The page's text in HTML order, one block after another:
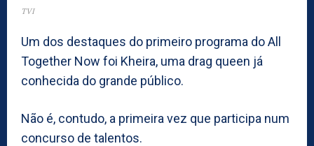
TVI
Um dos destaques do primeiro programa do All
Together Now foi Kheira, uma drag queen já
conhecida do grande público.
Não é, contudo, a primeira vez que participa num
concurso de talentos.